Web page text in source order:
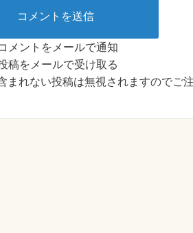
メントをメールで通知
稿をメールで受け取る
まれない投稿は無視されますのでご